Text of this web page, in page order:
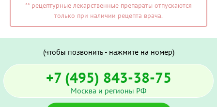
** рецептурные лекарственные препараты отпускаются
только при наличии рецепта врача.
(чтобы позвонить - нажмите на номер)
+7 (495) 843-38-75
Москва и регионы РФ